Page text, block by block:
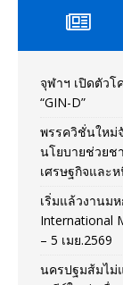
จุฬาฯ เปิดตัว
“GIN-D”
พรรควิชั่นใหม่
นโยบายช่วยช
เศรษฐกิจและ
เริ่มแล้วงานม
International
– 5 เมย.2569
นครปฐมส้มไม่